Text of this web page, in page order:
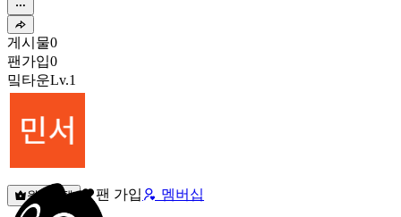
게시물0
팬가입0
밐타운Lv.1
원픽선택 팬 가입 멤버십